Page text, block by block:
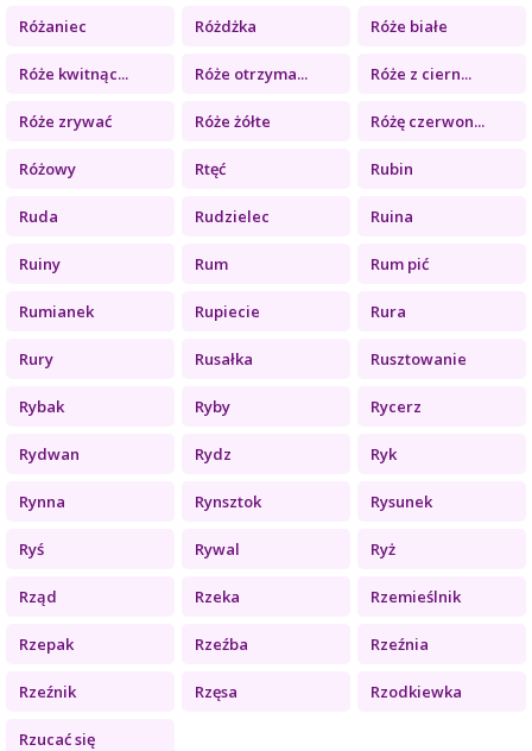
Różaniec Różdżka Róże białe
Róże kwitnąc... Róże otrzyma... Róże z ciern...
Róże zrywać Róże żółte Różę czerwon...
Różowy Rtęć Rubin
Ruda Rudzielec Ruina
Ruiny Rum Rum pić
Rumianek Rupiecie Rura
Rury Rusałka Rusztowanie
Rybak Ryby Rycerz
Rydwan Rydz Ryk
Rynna Rynsztok Rysunek
Ryś Rywal Ryż
Rząd Rzeka Rzemieślnik
Rzepak Rzeźba Rzeźnia
Rzeźnik Rzęsa Rzodkiewka
Rzucać się